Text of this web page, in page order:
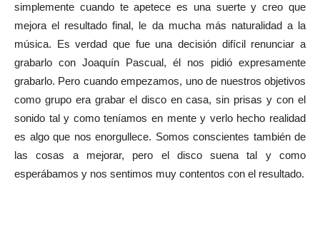
simplemente cuando te apetece es una suerte y creo que
mejora el resultado final, le da mucha más naturalidad a la
música. Es verdad que fue una decisión difícil renunciar a
grabarlo con Joaquín Pascual, él nos pidió expresamente
grabarlo. Pero cuando empezamos, uno de nuestros objetivos
como grupo era grabar el disco en casa, sin prisas y con el
sonido tal y como teníamos en mente y verlo hecho realidad
es algo que nos enorgullece. Somos conscientes también de
las cosas a mejorar, pero el disco suena tal y como
esperábamos y nos sentimos muy contentos con el resultado.